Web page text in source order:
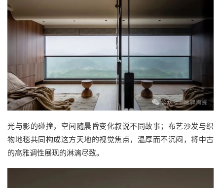
光与影的碰撞，空间随晨昏变化叙说不同故事；布艺沙发与织
物地毯共同构成这方天地的视觉焦点，温厚而不沉闷，将中古
的高雅调性展现的淋漓尽致。